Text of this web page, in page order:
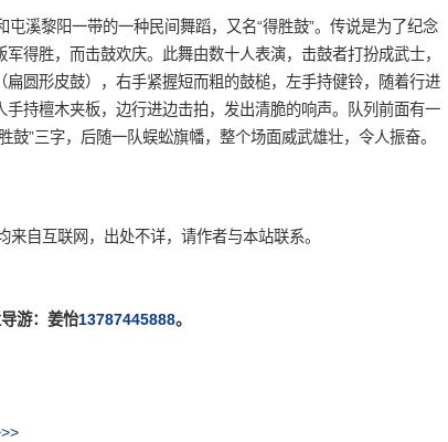
溪黎阳一带的一种民间舞蹈，又名“得胜鼓”。传说是为了纪念
得胜，而击鼓欢庆。此舞由数十人表演，击鼓者打扮成武士，
圆形皮鼓），右手紧握短而粗的鼓槌，左手持健铃，随着行进
持檀木夹板，边行进边击拍，发出清脆的响声。队列前面有一
鼓”三字，后随一队蜈蚣旗幡，整个场面威武雄壮，令人振奋。
来自互联网，出处不详，请作者与本站联系。
游：姜怡13787445888。